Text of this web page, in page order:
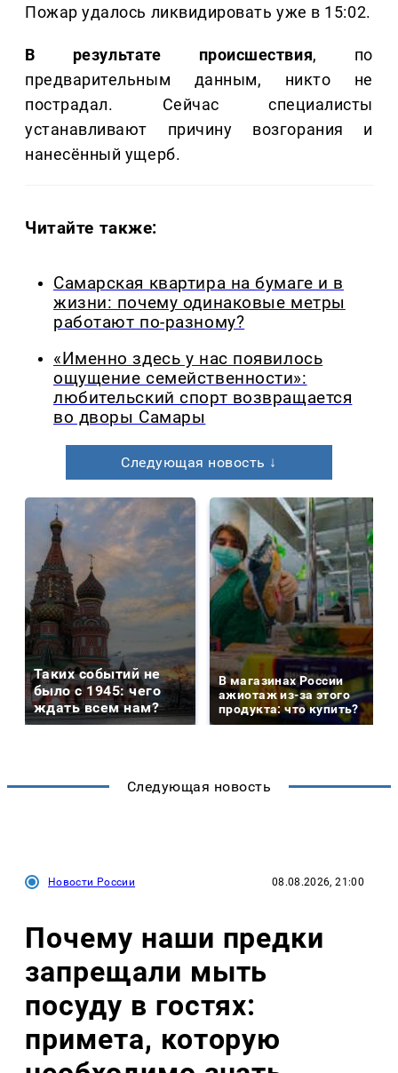
Пожар удалось ликвидировать уже в 15:02.
В результате происшествия, по
предварительным данным, никто не
пострадал. Сейчас специалисты
устанавливают причину возгорания и
нанесённый ущерб.
Читайте также:
Самарская квартира на бумаге и в
жизни: почему одинаковые метры
работают по-разному?
«Именно здесь у нас появилось
ощущение семейственности»:
любительский спорт возвращается
во дворы Самары
Следующая новость ↓
Таких событий не
было с 1945: чего
ждать всем нам?
В магазинах России
ажиотаж из-за этого
продукта: что купить?
Следующая новость
Новости России 08.08.2026, 21:00
Почему наши предки
запрещали мыть
посуду в гостях:
примета, которую